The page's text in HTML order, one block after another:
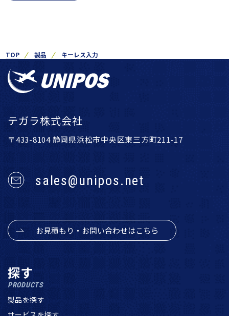
TOP 製品 キーレス入力
テガラ株式会社
〒433-8104 静岡県浜松市中央区東三方町211-17
sales@unipos.net
お見積もり・お問い合わせはこちら
探す
PRODUCTS
製品を探す